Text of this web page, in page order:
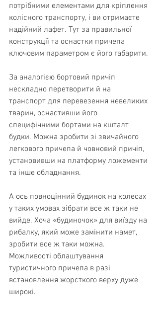
потрібними елементами для кріплення
колісного транспорту, і ви отримаєте
надійний лафет. Тут за правильної
конструкції та оснастки причепа
ключовим параметром є його габарити.
За аналогією бортовий причіп
нескладно перетворити й на
транспорт для перевезення невеликих
тварин, оснастивши його
специфічними бортами на кшталт
будки. Можна зробити зі звичайного
легкового причепа й човновий причіп,
установивши на платформу ложементи
та інше обладнання.
А ось повноцінний будинок на колесах
у таких умовах зібрати все ж таки не
вийде. Хоча «будиночок» для виїзду на
рибалку, який може замінити намет,
зробити все ж таки можна.
Можливості облаштування
туристичного причепа в разі
встановлення жорсткого верху дуже
широкі.